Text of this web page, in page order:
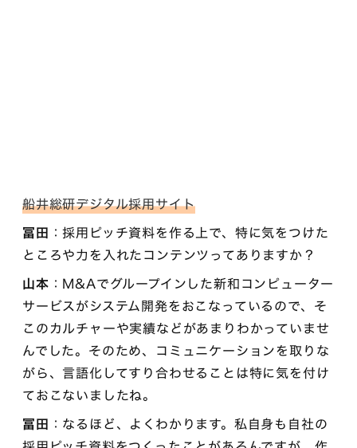
船井総研デジタル採用サイト
冨田 ：採用ピッチ資料を作る上で、特に気をつけた
ところや力を入れたコンテンツってありますか？
山本 ：M&Aでグループインした新和コンピューター
サービスがシステム開発をおこなっているので、そ
このカルチャーや実績などがあまりわかっていませ
んでした。そのため、コミュニケーションを取りな
がら、言語化してすり合わせることは特に気を付け
ておこないましたね。
冨田 ：なるほど、よくわかります。私自身も自社の